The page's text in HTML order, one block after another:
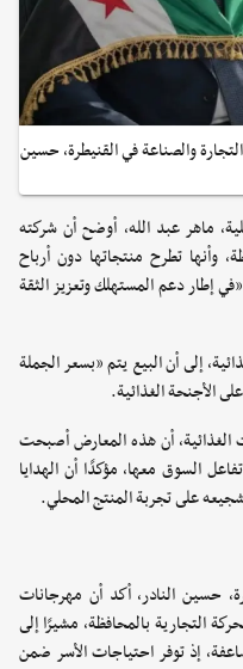
والصناعة في القنيطرة، حسين
ماهر عبد الله، أوضح أن شركته
وأنها تطرح منتجاتها دون أرباح
مع حسومات تتراوح بين 30 و50%، «في إطار دعم المستهلك وتعزيز الثقة
إلى أن البيع يتم «بسعر الجملة
الأجنحة الغذائية.
أن هذه المعارض أصبحت
السوق معها، مؤكدًا أن الهدايا
على تجربة المنتج المحلي.
حسين النادر، أكد أن مهرجانات
التجارية بالمحافظة، مشيرًا إلى
إذ توفر احتياجات الأسر ضمن